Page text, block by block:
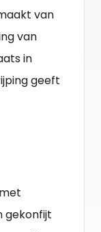
van
van
in
geeft
gekonfijt